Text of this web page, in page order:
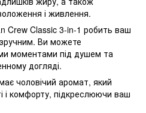
і живлення.
Crew Classic 3-in-1 робить ваш
Ви можете
моментами під душем та
догляді.
чоловічий аромат, який
і комфорту, підкреслюючи ваш